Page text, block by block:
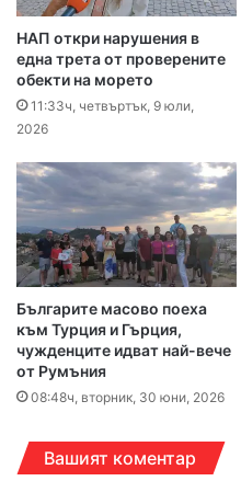
НАП откри нарушения в
една трета от проверените
обекти на морето
11:33ч, четвъртък, 9 юли,
2026
Българите масово поеха
към Турция и Гърция,
чужденците идват най-вече
от Румъния
08:48ч, вторник, 30 юни, 2026
Вашият коментар